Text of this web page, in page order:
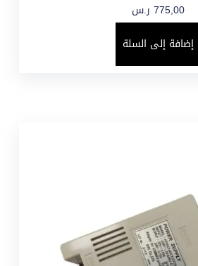
775,00 ر.س
إضافة إلى السلة